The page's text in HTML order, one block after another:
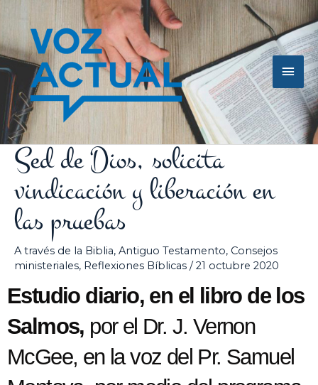
contenido
Sed de Dios, solicita
vindicación y liberación en
las pruebas
A través de la Biblia, Antiguo Testamento, Consejos
ministeriales, Reflexiones Bíblicas /21 octubre 2020
Estudio diario, en el libro de los
Salmos, por el Dr. J. Vernon
McGee, en la voz del Pr. Samuel